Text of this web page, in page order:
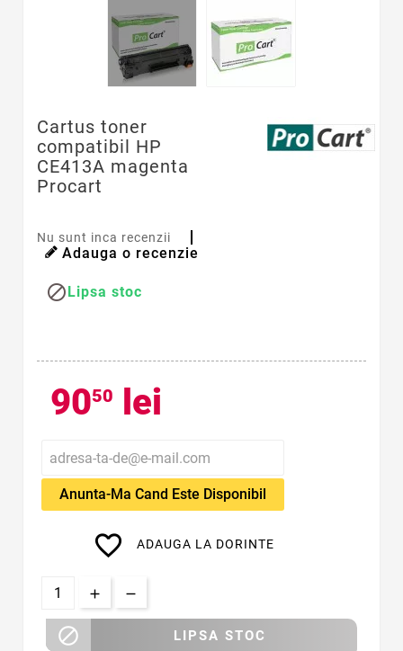
Cartus toner
compatibil HP
CE413A magenta
Procart
Nu sunt inca recenzii
Adauga o recenzie
Lipsa stoc
9050 lei
Anunta-Ma Cand Este Disponibil
favorite_border ADAUGA LA DORINTE
 LIPSA STOC